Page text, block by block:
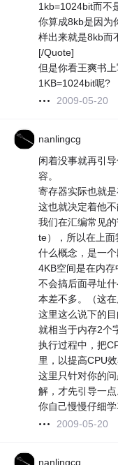
1kb=1024bit而不
你算成8kb是因为
样出来就是8kb而
[/Quote]
但是你看王爽书
1KB=1024bit呢?
2009-05-20
nanlingcg
闲着没事就再引
容。
寄存器实际也就
这也就决定着他
我们在汇编常见
te），所以在上面
什么概念，是一
4KB空间是在内
不会搞后面寻址
本差不多。（这在
这里这么说下的
就相当于内存2个
执行过程中，把
里，以提高CPU
这里只针对你的
解，才先引导一点
你自己慢慢仔细学
2009-05-20
nanlingcg